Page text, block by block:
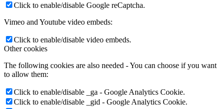
Click to enable/disable Google reCaptcha.
Vimeo and Youtube video embeds:
Click to enable/disable video embeds.
Other cookies
The following cookies are also needed - You can choose if you want
to allow them:
Click to enable/disable _ga - Google Analytics Cookie.
Click to enable/disable _gid - Google Analytics Cookie.